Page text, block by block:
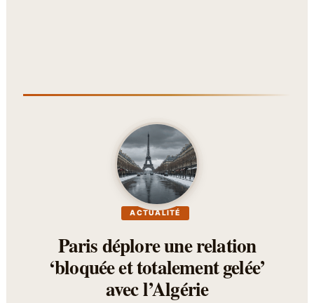
ACTUALITÉ
Paris déplore une relation
‘bloquée et totalement gelée’
avec l’Algérie